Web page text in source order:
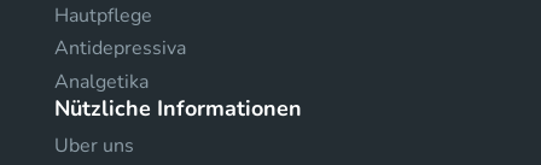
Hautpflege
Antidepressiva
Analgetika
Nützliche Informationen
Uber uns